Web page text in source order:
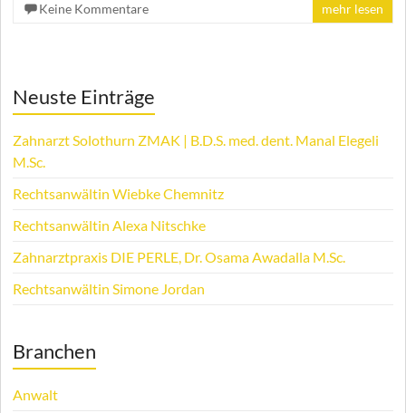
Keine Kommentare
mehr lesen
Neuste Einträge
Zahnarzt Solothurn ZMAK | B.D.S. med. dent. Manal Elegeli
M.Sc.
Rechtsanwältin Wiebke Chemnitz
Rechtsanwältin Alexa Nitschke
Zahnarztpraxis DIE PERLE, Dr. Osama Awadalla M.Sc.
Rechtsanwältin Simone Jordan
Branchen
Anwalt